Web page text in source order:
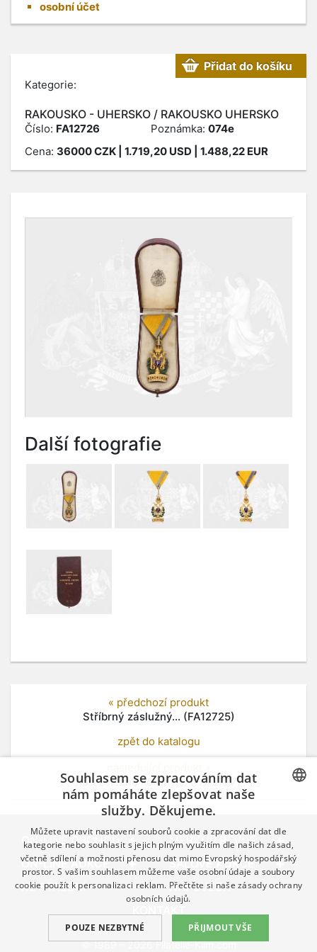
osobní účet
Kategorie:
RAKOUSKO - UHERSKO / RAKOUSKO UHERSKO
Přidat do košíku
Číslo: FA12726 Poznámka: 074e
Cena: 36000CZK | 1.719,20 USD | 1.488,22 EUR
Další fotografie
« předchozí produkt
Stříbrný záslužný... (FA12725)
zpět do katalogu
Řád železné koruny,... (FA12727)
ON-LINE OBCHOD
MERKUR REVUE
ON-LINE AUKCE
SÁLOVÉ AUKCE
KE STAŽENÍ
NÁPOVĚDA
© 1989 – 2026 Filatelie-Klim.com
GERMAN
ENGLISH
Souhlasem se zpracováním dat
nám pomáháte zlepšovat naše
služby. Děkujeme.
Můžete upravit nastavení souborů cookie a zpracování dat dle
kategorie nebo souhlasit s jejich plným využitím dle našich zásad,
včetně sdílení a možnosti přenosu dat mimo Evropský hospodářský
prostor. S vašim souhlasem můžeme vaše osobní údaje a soubory
cookie použít k personalizaci reklam. Přečtěte si naše zásady ochrany
osobních údajů.
PŘIJMOUT VŠE
POUZE NEZBYTNÉ